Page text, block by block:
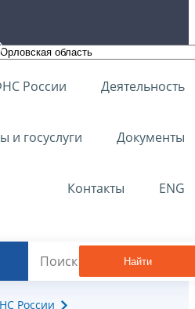
России Деятельность
и госуслуги Документы
Контакты ENG
Найти
России